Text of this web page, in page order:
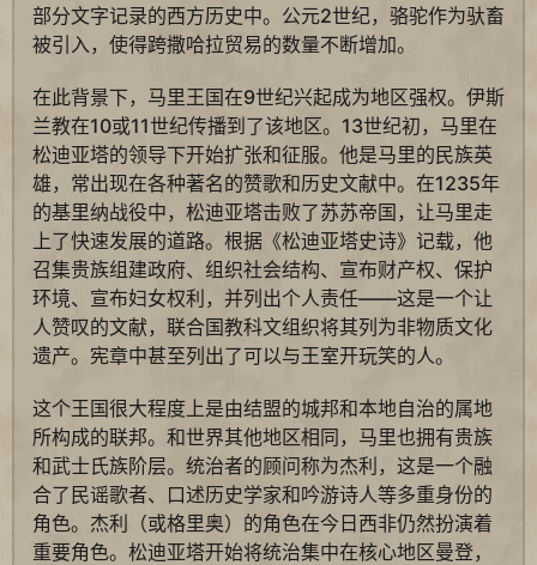
部分文字记录的西方历史中。公元2世纪，骆驼作为驮畜
被引入，使得跨撒哈拉贸易的数量不断增加。
在此背景下，马里王国在9世纪兴起成为地区强权。伊斯
兰教在10或11世纪传播到了该地区。13世纪初，马里在
松迪亚塔的领导下开始扩张和征服。他是马里的民族英
雄，常出现在各种著名的赞歌和历史文献中。在1235年
的基里纳战役中，松迪亚塔击败了苏苏帝国，让马里走
上了快速发展的道路。根据《松迪亚塔史诗》记载，他
召集贵族组建政府、组织社会结构、宣布财产权、保护
环境、宣布妇女权利，并列出个人责任——这是一个让
人赞叹的文献，联合国教科文组织将其列为非物质文化
遗产。宪章中甚至列出了可以与王室开玩笑的人。
这个王国很大程度上是由结盟的城邦和本地自治的属地
所构成的联邦。和世界其他地区相同，马里也拥有贵族
和武士氏族阶层。统治者的顾问称为杰利，这是一个融
合了民谣歌者、口述历史学家和吟游诗人等多重身份的
角色。杰利（或格里奥）的角色在今日西非仍然扮演着
重要角色。松迪亚塔开始将统治集中在核心地区曼登，